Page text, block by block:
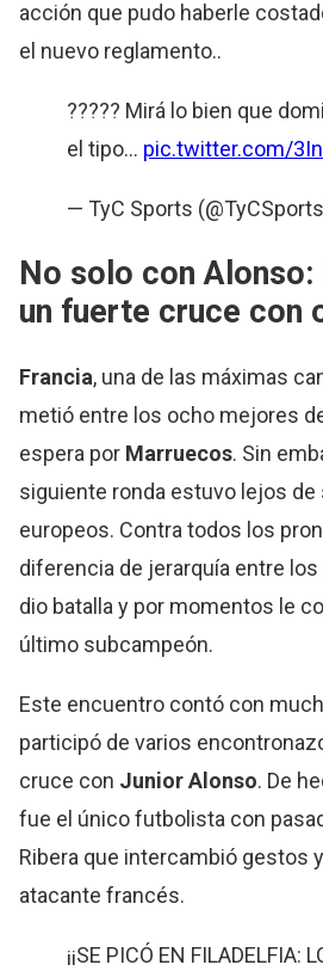
acción que pudo haberle
el nuevo reglamento..
????? Mirá lo bien que
el tipo… pic.twitter.com/
— TyC Sports
No solo con Alonso:
un fuerte cruce con
Francia, una de las máximas
metió entre los ocho mejores
espera por Marruecos. Sin
siguiente ronda estuvo lejos de
europeos. Contra todos los
diferencia de jerarquía entre los
dio batalla y por momentos le
último subcampeón.
Este encuentro contó con
participó de varios
cruce con Junior Alonso. De
fue el único futbolista con
Ribera que intercambió gestos
atacante francés.
¡¡SE PICÓ EN FILADELFIA: